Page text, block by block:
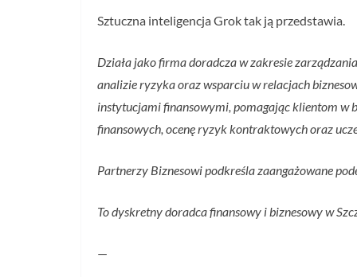
Sztuczna inteligencja Grok tak ją przedstawia.
Działa jako firma doradcza w zakresie
analizie ryzyka oraz wsparciu w relacjach
instytucjami finansowymi, pomagając klientom w
finansowych, ocenę ryzyk kontraktowych oraz
Partnerzy Biznesowi podkreśla zaangażowane
To dyskretny doradca finansowy i biznesowy w
—